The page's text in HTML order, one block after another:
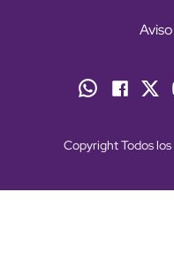
Copyright Todos